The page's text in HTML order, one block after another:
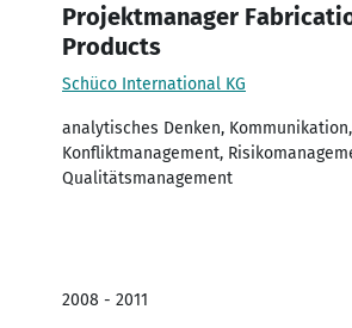
Projektmanager
Products
Schüco International KG
analytisches Denken,
Konfliktmanagement,
Qualitätsmanagement
2008 - 2011